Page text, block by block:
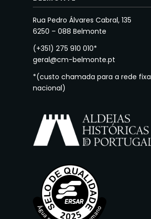
Rua Pedro Álvares Cabral, 135
6250 – 088 Belmonte
(+351) 275 910 010*
geral@cm-belmonte.pt
*(custo chamada para a rede fixa
nacional)